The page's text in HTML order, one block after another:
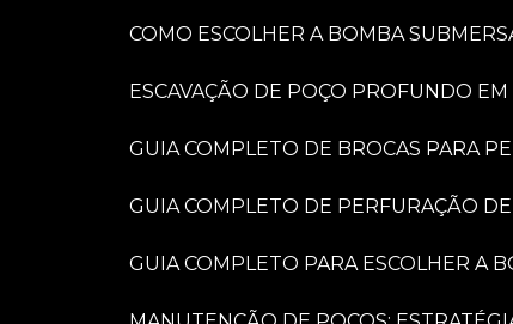
COMO ESCOLHER A BOMBA
ESCAVAÇÃO DE POÇO PROFUNDO
GUIA COMPLETO DE BROCAS PARA
GUIA COMPLETO DE PERFURAÇÃO
GUIA COMPLETO PARA ESCOLHER A